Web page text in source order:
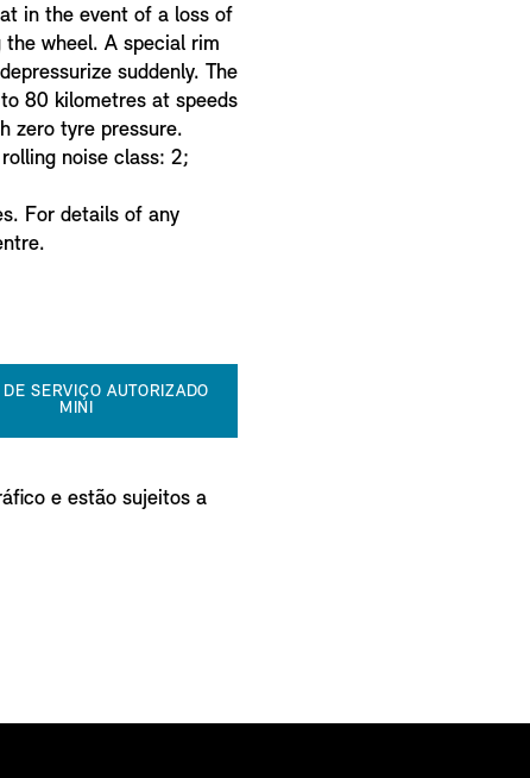
in the event of a loss of
wheel. A special rim
suddenly. The
80 kilometres at speeds
zero tyre pressure.
noise class: 2;
For details of any
DE SERVIÇO AUTORIZADO
MINI
e estão sujeitos a